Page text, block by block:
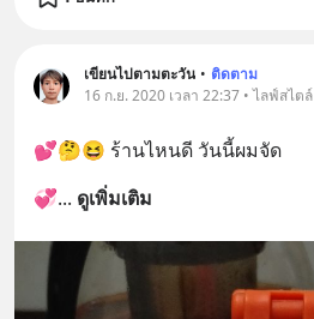
เขียนไปตามตะวัน • ติดตาม
16 ก.ย. 2020 เวลา 22:37 • ไลฟ์สไตล์
💕🤔😆 ร้านไหนดี วันนี้ผมจัด
💞... ดูเพิ่มเติม